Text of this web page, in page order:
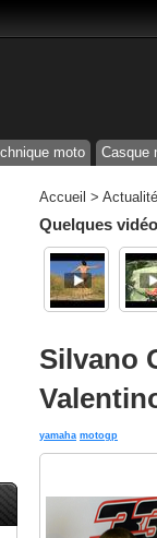
moto Casque
Accueil >
Quelques
Silvano
yamaha motogp